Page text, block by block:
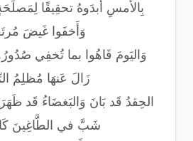
بِالأَمسِ أَبدَوهُ تحقِيقًا
وَأَخفَوا غَيضَ
وَاليَومَ فَاهُوا بما تُخفِي
زَالَ عَنهَا مُظلِمُ
الحِقدُ قَد بَانَ وَالبَغضَاءُ قَد
شَبَّ في الطَّاغِينَ